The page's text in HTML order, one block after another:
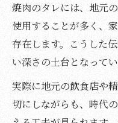
焼肉のタレには、地元
使用することが多く、
存在します。こうした
い深さの土台となってい
実際に地元の飲食店や
切にしながらも、時代